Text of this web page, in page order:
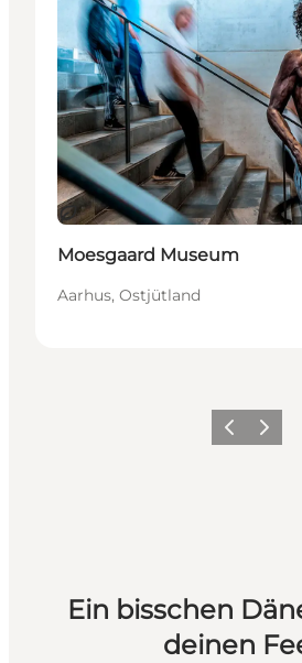
Nachhaltig
Moesgaard Museum
Aarhus, Ostjütland
ZurückWeiter
Ein bisschen
deinen